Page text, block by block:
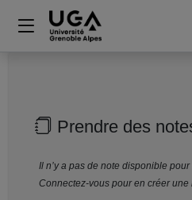
Prendre des
Il n’y a pas de note disponible
Connectez-vous pour en créer une